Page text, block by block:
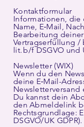
Kontaktformular
Informationen, die
Name, E‑Mail,
Bearbeitung
Vertragserfüllung /
lit. b/f DSGVO und
Newsletter (WIX)
Wenn du den
deine E‑Mail-
Du kannst dein
den Abmeldelink
Rechtsgrundlage:
DSGVO/UK GDPR).